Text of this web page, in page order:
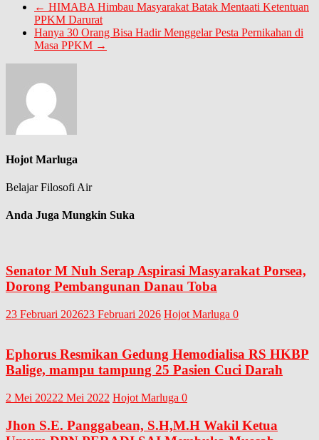
← HIMABA Himbau Masyarakat Batak Mentaati Ketentuan
PPKM Darurat
Hanya 30 Orang Bisa Hadir Menggelar Pesta Pernikahan di
Masa PPKM →
Hojot Marluga
Belajar Filosofi Air
Anda Juga Mungkin Suka
Senator M Nuh Serap Aspirasi Masyarakat Porsea,
Dorong Pembangunan Danau Toba
23 Februari 202623 Februari 2026 Hojot Marluga 0
Ephorus Resmikan Gedung Hemodialisa RS HKBP
Balige, mampu tampung 25 Pasien Cuci Darah
2 Mei 20222 Mei 2022 Hojot Marluga 0
Jhon S.E. Panggabean, S.H,M.H Wakil Ketua